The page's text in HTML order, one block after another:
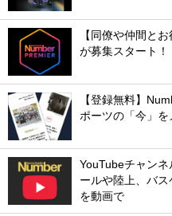
【同僚や仲間と
が募集スタート！
【登録無料】
ポーツの「今」を
YouTubeチャン
ールや陸上、バ
を動画で